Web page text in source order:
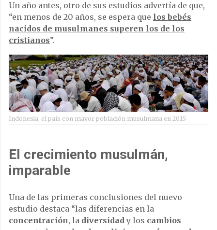
Un año antes, otro de sus estudios advertía de que,
“en menos de 20 años, se espera que los bebés
nacidos de musulmanes superen los de los
cristianos”.
Indonesia, el país con mayor población musulmana en 2015
El crecimiento musulmán,
imparable
Una de las primeras conclusiones del nuevo
estudio destaca “las diferencias en la
concentración, la diversidad y los cambios